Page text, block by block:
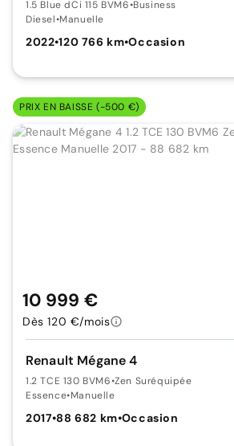
1.5 Blue dCi 115 BVM6•Business
Diesel•Manuelle
2022•120 766 km•Occasion
PRIX EN BAISSE (-500 €)
Renault Mégane 4
1.2 TCE 130 BVM6•Zen Suréquipée
Essence•Manuelle
2017•88 682 km•Occasion
10 999 €
Dès 120 €/mois